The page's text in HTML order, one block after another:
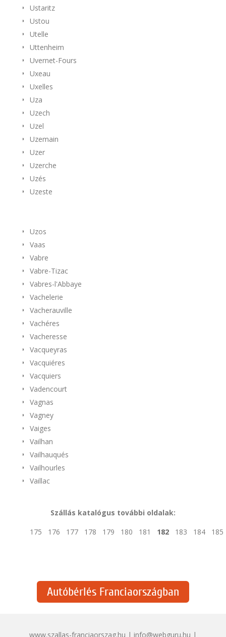
Ustaritz
Ustou
Utelle
Uttenheim
Uvernet-Fours
Uxeau
Uxelles
Uza
Uzech
Uzel
Uzemain
Uzer
Uzerche
Uzés
Uzeste
Uzos
Vaas
Vabre
Vabre-Tizac
Vabres-l'Abbaye
Vachelerie
Vacherauville
Vachéres
Vacheresse
Vacqueyras
Vacquiéres
Vacquiers
Vadencourt
Vagnas
Vagney
Vaiges
Vailhan
Vailhauqués
Vailhourles
Vaillac
Szállás katalógus további oldalak:
175
176 177 178 179 180 181 182 183 184 185
Autóbérlés Franciaországban
www.szallas-franciaorszag.hu | info@webguru.hu |